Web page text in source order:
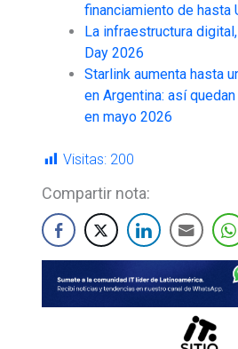
financiamiento de hasta
La infraestructura
Day 2026
Starlink aumenta hasta
en Argentina: así
en mayo 2026
Visitas: 200
Compartir nota: